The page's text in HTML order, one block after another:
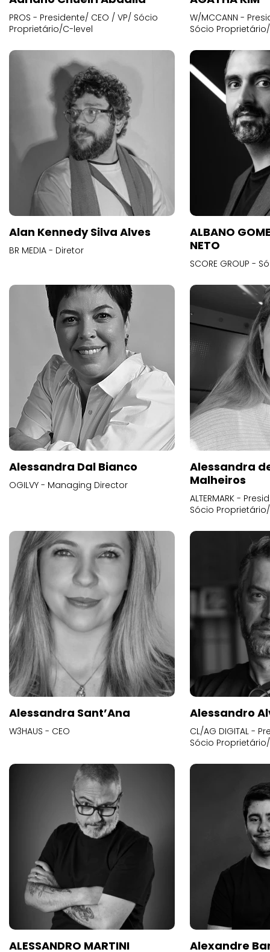
PROS - Presidente/ CEO / VP/ Sócio
Proprietário/C-level
W/MCCANN -
Sócio
Alan Kennedy Silva Alves
BR MEDIA - Diretor
ALBANO
NETO
SCORE GROUP -
Alessandra Dal Bianco
OGILVY - Managing Director
Alessandra
Malheiros
ALTERMARK -
Sócio
Alessandra Sant’Ana
W3HAUS - CEO
Alessandro
CL/AG DIGITAL -
Sócio
ALESSANDRO MARTINI
Alexandre